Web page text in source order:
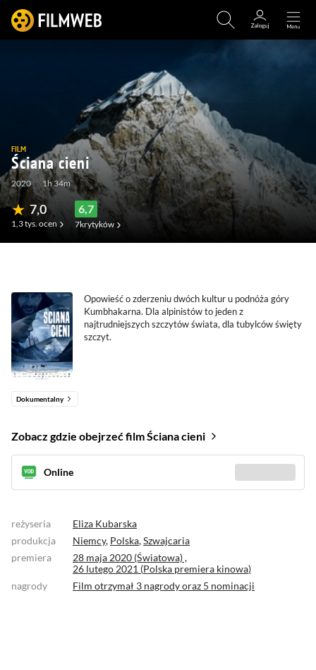
FILM
Ściana cieni
2020 1h 34m
7,0
1,3 tys. ocen
6,7
7krytyków
Opowieść o zderzeniu dwóch kultur u podnóża góry
Kumbhakarna. Dla alpinistów to jeden z
najtrudniejszych szczytów świata, dla tubylców święty
szczyt.
Dokumentalny
reżyseria
Eliza Kubarska
produkcja
Niemcy, Polska,Szwajcaria
premiera
28 maja 2020 (Światowa) ,
26 lutego 2021 (Polska premiera kinowa)
nagrody
Film otrzymał 3 nagrodyoraz 5 nominacji
Zobacz gdzie obejrzeć film Ściana cieni
Online